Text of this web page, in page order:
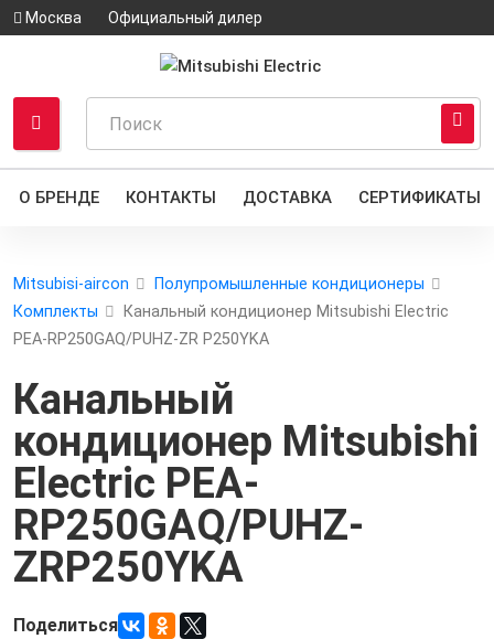
Москва Официальный дилер
О БРЕНДЕ КОНТАКТЫ ДОСТАВКА СЕРТИФИКАТЫ
Mitsubisi-aircon
Полупромышленные кондиционеры
Комплекты
Канальный кондиционер Mitsubishi Electric
PEA-RP250GAQ/PUHZ-ZR P250YKA
Канальный
кондиционер Mitsubishi
Electric PEA-
RP250GAQ/PUHZ-
ZRP250YKA
Поделиться